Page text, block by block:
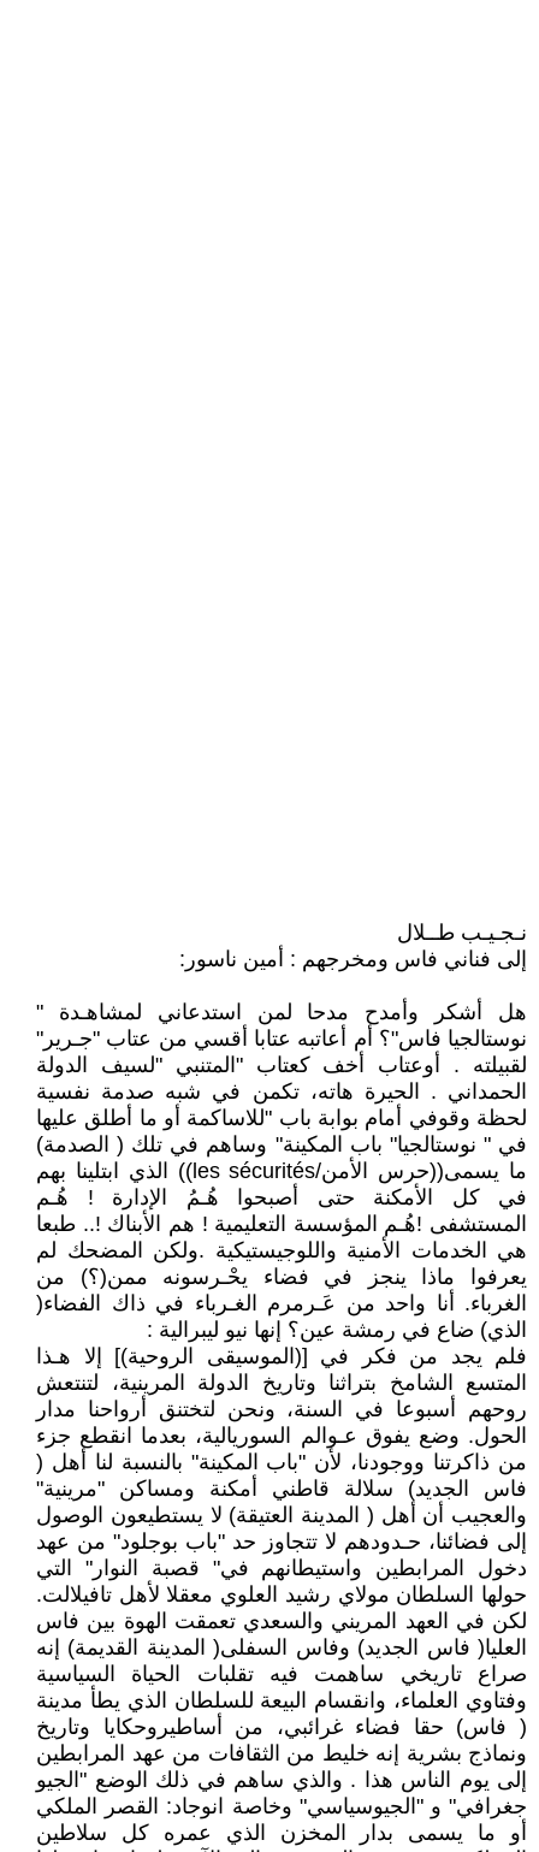
نـجـيـب طــلال
إلى فناني فاس ومخرجهم : أمين ناسور:
هل أشكر وأمدح مدحا لمن استدعاني لمشاهـدة "
نوستالجيا فاس"؟ أم أعاتبه عتابا أقسي من عتاب "جـرير"
لقبيلته . أوعتاب أخف كعتاب "المتنبي "لسيف الدولة
الحمداني . الحيرة هاته، تكمن في شبه صدمة نفسية
لحظة وقوفي أمام بوابة باب "للاساكمة أو ما أطلق عليها
في " نوستالجيا" باب المكينة" وساهم في تلك ( الصدمة)
ما يسمى((حرس الأمن/les sécurités)) الذي ابتلينا بهم
في كل الأمكنة حتى أصبحوا هُـمُ الإدارة ! هُـم
المستشفى !هُـم المؤسسة التعليمية ! هم الأبناك !.. طبعا
هي الخدمات الأمنية واللوجيستيكية .ولكن المضحك لم
يعرفوا ماذا ينجز في فضاء يحْـرسونه ممن(؟) من
الغرباء. أنا واحد من عَـرمرم الغـرباء في ذاك الفضاء(
الذي) ضاع في رمشة عين؟ إنها نيو ليبرالية :
فلم يجد من فكر في [(الموسيقى الروحية)] إلا هـذا
المتسع الشامخ بتراثنا وتاريخ الدولة المرينية، لتنتعش
روحهم أسبوعا في السنة، ونحن لتختنق أرواحنا مدار
الحول. وضع يفوق عـوالم السوريالية، بعدما انقطع جزء
من ذاكرتنا ووجودنا، لأن "باب المكينة" بالنسبة لنا أهل (
فاس الجديد) سلالة قاطني أمكنة ومساكن "مرينية"
والعجيب أن أهل ( المدينة العتيقة) لا يستطيعون الوصول
إلى فضائنا، حـدودهم لا تتجاوز حد "باب بوجلود" من عهد
دخول المرابطين واستيطانهم في" قصبة النوار" التي
حولها السلطان مولاي رشيد العلوي معقلا لأهل تافيلالت.
لكن في العهد المريني والسعدي تعمقت الهوة بين فاس
العليا( فاس الجديد) وفاس السفلى( المدينة القديمة) إنه
صراع تاريخي ساهمت فيه تقلبات الحياة السياسية
وفتاوي العلماء، وانقسام البيعة للسلطان الذي يطأ مدينة
( فاس) حقا فضاء غرائبي، من أساطيروحكايا وتاريخ
ونماذج بشرية إنه خليط من الثقافات من عهد المرابطين
إلى يوم الناس هذا . والذي ساهم في ذلك الوضع "الجيو
جغرافي" و "الجيوسياسي" وخاصة انوجاد: القصر الملكي
أو ما يسمى بدار المخزن الذي عمره كل سلاطين